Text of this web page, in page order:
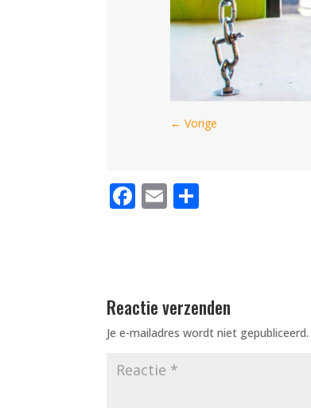
← Vorige
F
b
o
o
k
E
Reactie verzenden
Je e-mailadres wordt niet gepubliceerd.